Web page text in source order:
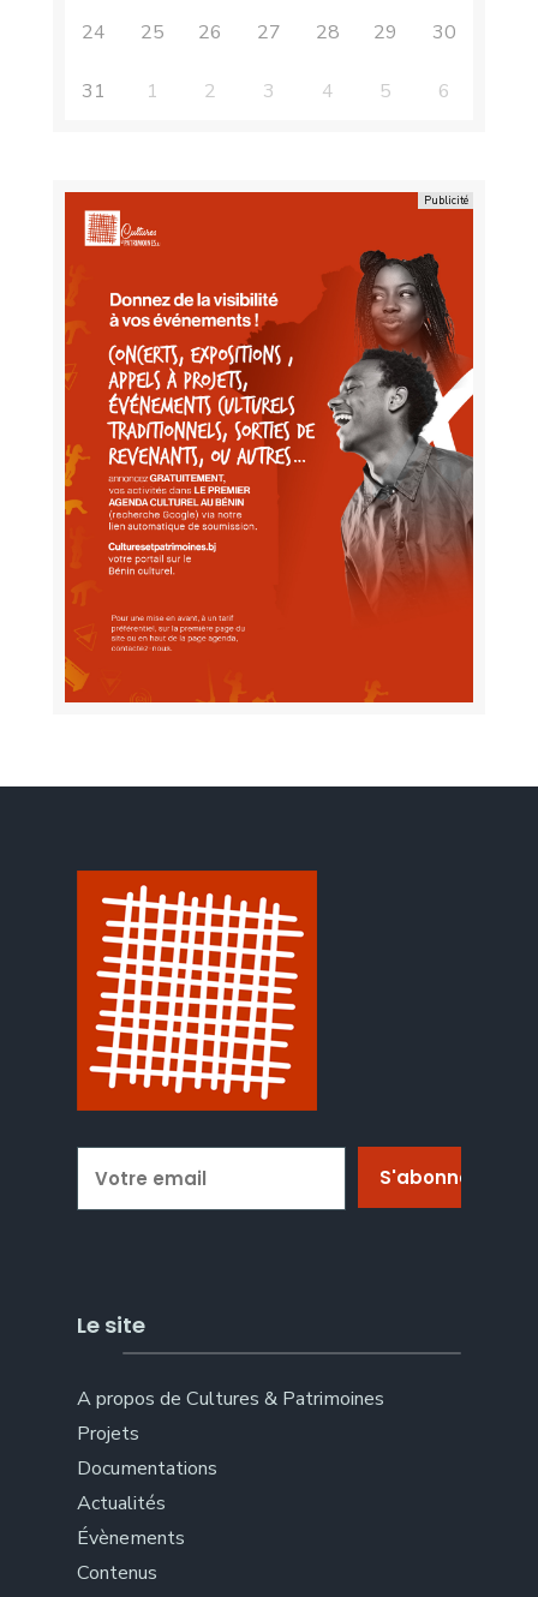
24 25 26 27 28 29 30
31 1 2 3 4 5 6
Le site
A propos de Cultures & Patrimoines
Projets
Documentations
Actualités
Évènements
Contenus